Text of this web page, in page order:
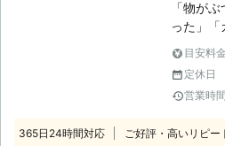
「物が
った」
このよ
に対応
ラスまで
とお任せ
おります
目安料金
定休日
営業時間
365日24時間対応 ご好評・高いリピー